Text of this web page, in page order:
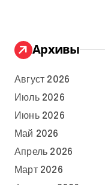
Архивы
Август 2026
Июль 2026
Июнь 2026
Май 2026
Апрель 2026
Март 2026